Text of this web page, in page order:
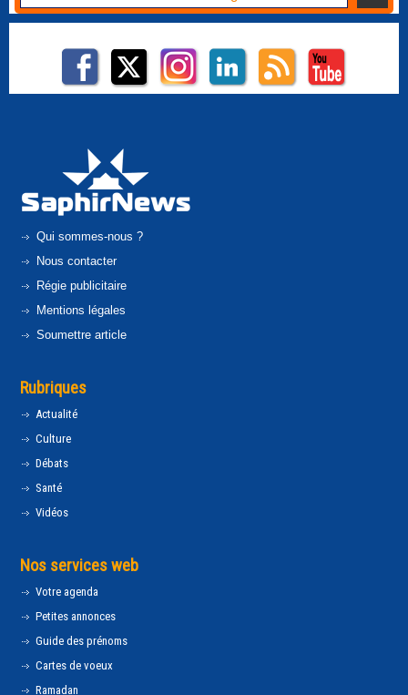
Qui sommes-nous ?
Nous contacter
Régie publicitaire
Mentions légales
Soumettre article
Rubriques
Actualité
Culture
Débats
Santé
Vidéos
Nos services web
Votre agenda
Petites annonces
Guide des prénoms
Cartes de voeux
Ramadan